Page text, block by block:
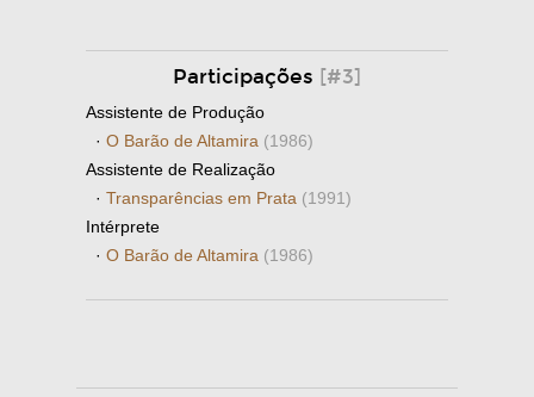
Participações [#3]
Assistente de Produção
· O Barão de Altamira (1986)
Assistente de Realização
· Transparências em Prata (1991)
Intérprete
· O Barão de Altamira (1986)